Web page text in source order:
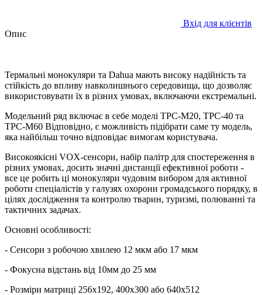
Вхід для клієнтів
Опис
Термальні монокуляри та Dahua мають високу надійність та
стійкість до впливу навколишнього середовища, що дозволяє
використовувати їх в різних умовах, включаючи екстремальні.
Модельний ряд включає в себе моделі TPC-M20, TPC-40 та
TPC-M60 Відповідно, є можливість підібрати саме ту модель,
яка найбільш точно відповідає вимогам користувача.
Високоякісні VOX-сенсори, набір палітр для спостереження в
різних умовах, досить значні дистанції ефективної роботи -
все це робить ці монокуляри чудовим вибором для активної
роботи спеціалістів у галузях охорони громадського порядку, в
цілях дослідження та контролю тварин, туризмі, полюванні та
тактичних задачах.
Основні особливості:
- Сенсори з робочою хвилею 12 мкм або 17 мкм
- Фокусна відстань від 10мм до 25 мм
- Розміри матриці 256х192, 400х300 або 640х512